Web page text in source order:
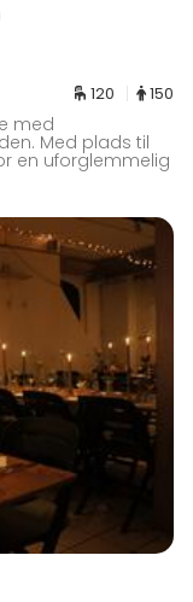
120 150
med
Med plads til
en uforglemmelig